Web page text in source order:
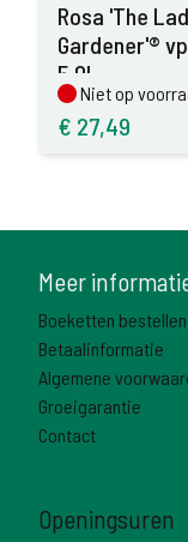
Rosa 'The
Gardener'® vp
5,0L
Niet op
Niet op
€ 27,49
Meer
Boeketten bestellen
Betaalinformatie
Algemene
Groeigarantie
Contact
Openingsuren